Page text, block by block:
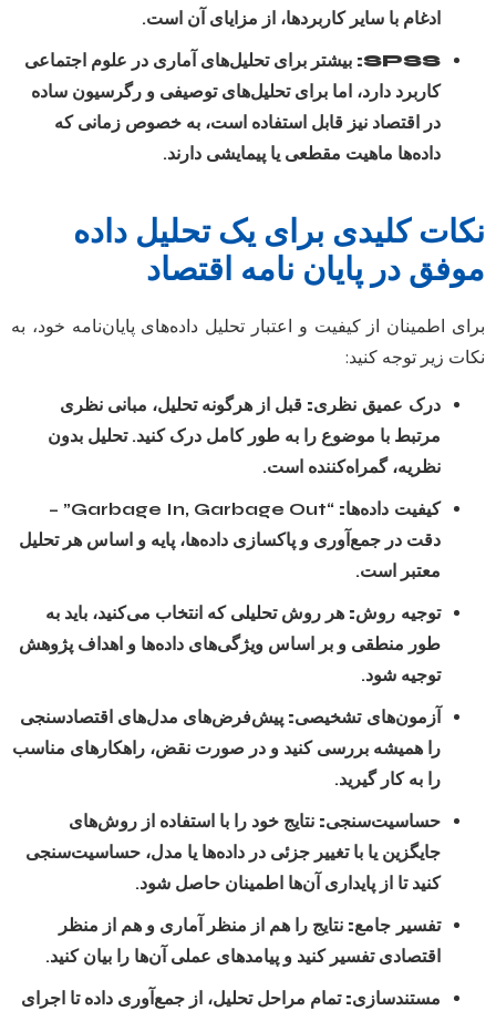
ادغام با سایر کاربردها، از مزایای آن است.
SPSS: بیشتر برای تحلیل‌های آماری در علوم اجتماعی
کاربرد دارد، اما برای تحلیل‌های توصیفی و رگرسیون ساده
در اقتصاد نیز قابل استفاده است، به خصوص زمانی که
داده‌ها ماهیت مقطعی یا پیمایشی دارند.
نکات کلیدی برای یک تحلیل داده
موفق در پایان نامه اقتصاد
برای اطمینان از کیفیت و اعتبار تحلیل داده‌های پایان‌نامه خود، به
نکات زیر توجه کنید:
درک عمیق نظری: قبل از هرگونه تحلیل، مبانی نظری
مرتبط با موضوع را به طور کامل درک کنید. تحلیل بدون
نظریه، گمراه‌کننده است.
کیفیت داده‌ها:
“Garbage In, Garbage Out” –
دقت در جمع‌آوری و پاکسازی داده‌ها، پایه و اساس هر تحلیل
معتبر است.
توجیه روش: هر روش تحلیلی که انتخاب می‌کنید، باید به
طور منطقی و بر اساس ویژگی‌های داده‌ها و اهداف پژوهش
توجیه شود.
آزمون‌های تشخیصی: پیش‌فرض‌های مدل‌های اقتصادسنجی
را همیشه بررسی کنید و در صورت نقض، راهکارهای مناسب
را به کار گیرید.
حساسیت‌سنجی: نتایج خود را با استفاده از روش‌های
جایگزین یا با تغییر جزئی در داده‌ها یا مدل، حساسیت‌سنجی
کنید تا از پایداری آن‌ها اطمینان حاصل شود.
تفسیر جامع: نتایج را هم از منظر آماری و هم از منظر
اقتصادی تفسیر کنید و پیامدهای عملی آن‌ها را بیان کنید.
مستندسازی: تمام مراحل تحلیل، از جمع‌آوری داده تا اجرای